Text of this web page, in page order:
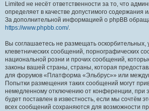
Limited не несёт ответственности за то, что
определяет в качестве допустимого содержания
За дополнительной информацией о phpBB
https://www.phpbb.com/.
Вы соглашаетесь не размещать оскорбительных,
клеветнических сообщений, порнографических
национальной розни и прочих сообщений,
законы вашей страны, страны, которая
для форумов «Платформа «Эльбрус»» или
Попытки размещения таких сообщений могут
немедленному отключению от конференции, при
будет поставлен в известность, если мы сочтём
всех сообщений сохраняются для возможности